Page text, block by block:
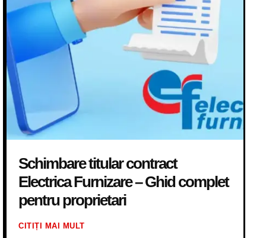
Schimbare titular contract
Electrica Furnizare – Ghid complet
pentru proprietari
CITIȚI MAI MULT